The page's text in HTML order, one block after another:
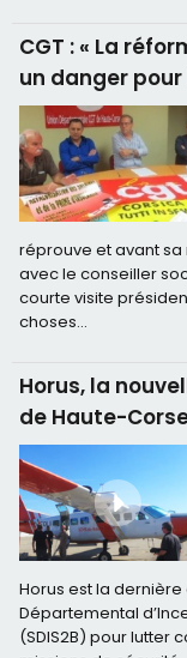
CGT : « La
un danger pour
réprouve et avant
avec le conseiller
courte visite
choses...
Horus, la
de Haute-
Horus est la
Départemental
(SDIS2B) pour lutter